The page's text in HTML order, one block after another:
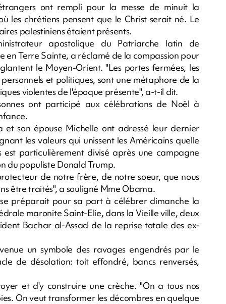
ont rempli pour la messe de minuit la
les chrétiens pensent que le Christ serait né. Le
palestiniens étaient présents.
apostolique du Patriarche latin de
en Terre Sainte, a réclamé de la compassion pour
le Moyen-Orient. "Les portes fermées, les
et politiques, sont une métaphore de la
violentes de l'époque présente", a-t-il dit.
ont participé aux célébrations de Noël à
son épouse Michelle ont adressé leur dernier
les valeurs qui unissent les Américains quelle
particulièrement divisé après une campagne
du populiste Donald Trump.
de notre frère, de notre soeur, que nous
être traités", a souligné Mme Obama.
préparait pour sa part à célébrer dimanche la
maronite Saint-Elie, dans la Vieille ville, deux
Bachar al-Assad de la reprise totale des ex-
un symbole des ravages engendrés par le
de désolation: toit effondré, bancs renversés,
et d'y construire une crèche. "On a tous nos
On veut transformer les décombres en quelque